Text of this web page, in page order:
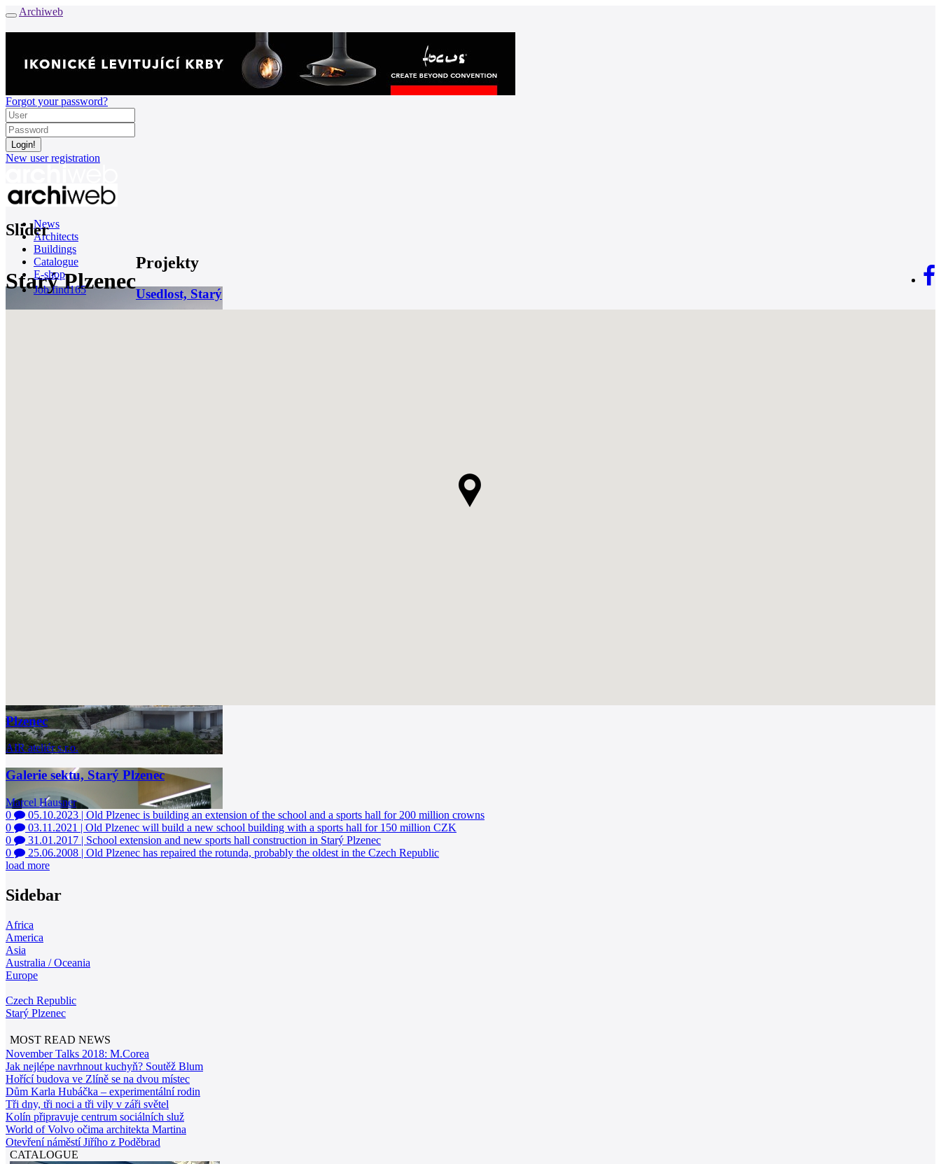
Archiweb
Forgot your password?
New user registration
News
Architects
Buildings
Catalogue
E-shop
Job find165
Slider
Starý Plzenec
Projekty
Usedlost, Starý
Plzenec
AIR ateliér s.r.o.
Galerie sektu, Starý Plzenec
Marcel Hausner
0
05.10.2023 | Old Plzenec is building an extension of the school and a sports hall for 200 million crowns
0
03.11.2021 | Old Plzenec will build a new school building with a sports hall for 150 million CZK
0
31.01.2017 | School extension and new sports hall construction in Starý Plzenec
0
25.06.2008 | Old Plzenec has repaired the rotunda, probably the oldest in the Czech Republic
load more
Sidebar
Africa
America
Asia
Australia / Oceania
Europe
Czech Republic
Starý Plzenec
MOST READ NEWS
November Talks 2018: M.Corea
Jak nejlépe navrhnout kuchyň? Soutěž Blum
Hořící budova ve Zlíně se na dvou místec
Dům Karla Hubáčka – experimentální rodin
Tři dny, tři noci a tři vily v záři světel
Kolín připravuje centrum sociálních služ
World of Volvo očima architekta Martina
Otevření náměstí Jiřího z Poděbrad
CATALOGUE